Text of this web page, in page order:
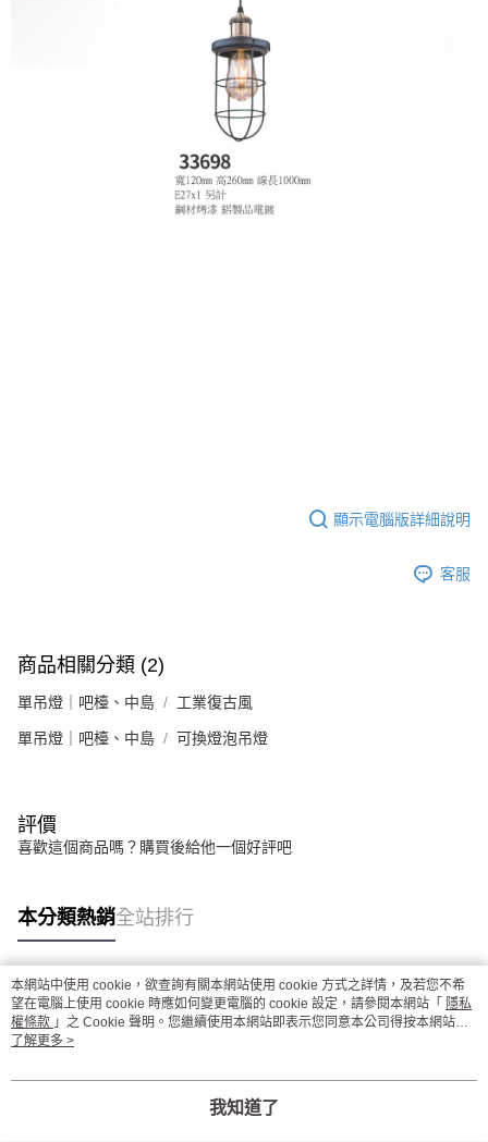
５．嚴禁一人註冊多個帳號或使用他人資訊註冊。若發現惡意使用之情形，
恩沛科技股份有限公司將有權停止該用戶之使用額度並採取法律行動。
顯示電腦版詳細說明
客服
商品相關分類 (2)
單吊燈｜吧檯、中島 工業復古風
單吊燈｜吧檯、中島 可換燈泡吊燈
評價
喜歡這個商品嗎？購買後給他一個好評吧
本分類熱銷全站排行
熱門標籤
本網站中使用 cookie，欲查詢有關本網站使用 cookie 方式之詳情，及若您不希
望在電腦上使用 cookie 時應如何變更電腦的 cookie 設定，請參閱本網站「 隱私
權條款 」之 Cookie 聲明。您繼續使用本網站即表示您同意本公司得按本網站使
用條款之 Cookie 聲明使用 cookie。
了解更多 >
我知道了